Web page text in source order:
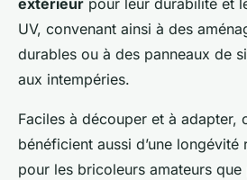
extérieur pour leur durabilité et
UV, convenant ainsi à des
durables ou à des panneaux de
aux intempéries.
Faciles à découper et à adapter,
bénéficient aussi d’une
pour les bricoleurs amateurs que